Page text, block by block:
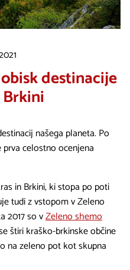
destinacije
našega planeta. Po
celostno ocenjena
in Brkini, ki stopa po poti
tudi z vstopom v Zeleno
2017 so vZeleno shemo
štiri kraško-brkinske občine
na zeleno pot kot skupna